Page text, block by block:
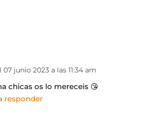
07 junio 2023 a las 11:34 am
chicas os lo mereceis 😘
responder